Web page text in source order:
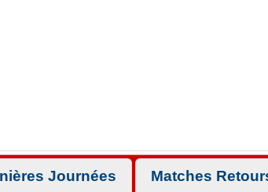
Journées Matches